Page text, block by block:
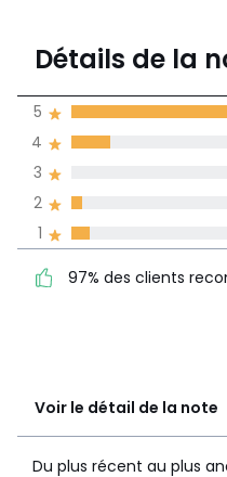
4
5
Voir le détail de la note
Détails de la
1
2
3
4
5
97% des clients
Du plus récent au plus